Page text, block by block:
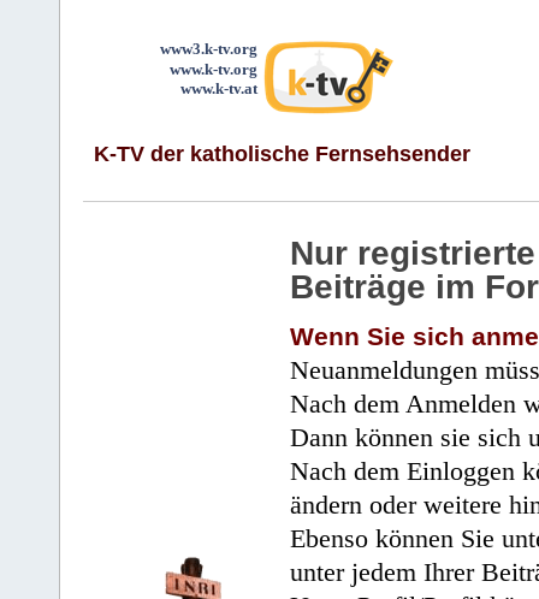
www3.k-tv.org
www.k-tv.org
www.k-tv.at
K-TV der katholische Fernsehsender
Nur
Beiträge im
Wenn Sie sich
Neuanmeldungen
Nach dem Anmelden
Dann können sie sich
Nach dem Einloggen
ändern oder weitere
Ebenso können Sie
unter jedem Ihrer